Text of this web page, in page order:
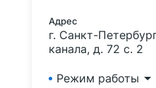
Адрес
г. Санкт-
канала, д. 72 с. 2
Режим работы